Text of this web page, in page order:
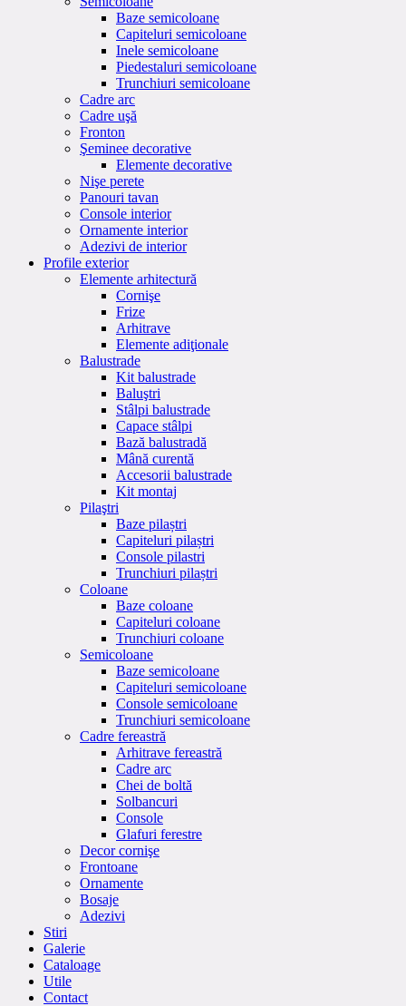
Baze semicoloane
Capiteluri semicoloane
Inele semicoloane
Piedestaluri semicoloane
Trunchiuri semicoloane
Cadre arc
Cadre uşă
Fronton
Şeminee decorative
Elemente decorative
Nişe perete
Panouri tavan
Console interior
Ornamente interior
Adezivi de interior
Profile exterior
Elemente arhitectură
Cornişe
Frize
Arhitrave
Elemente adiţionale
Balustrade
Kit balustrade
Baluştri
Stâlpi balustrade
Capace stâlpi
Bază balustradă
Mână curentă
Accesorii balustrade
Kit montaj
Pilaştri
Baze pilaștri
Capiteluri pilaștri
Console pilastri
Trunchiuri pilaștri
Coloane
Baze coloane
Capiteluri coloane
Trunchiuri coloane
Semicoloane
Baze semicoloane
Capiteluri semicoloane
Console semicoloane
Trunchiuri semicoloane
Cadre fereastră
Arhitrave fereastră
Cadre arc
Chei de boltă
Solbancuri
Console
Glafuri ferestre
Decor cornişe
Frontoane
Ornamente
Bosaje
Adezivi
Stiri
Galerie
Cataloage
Utile
Contact